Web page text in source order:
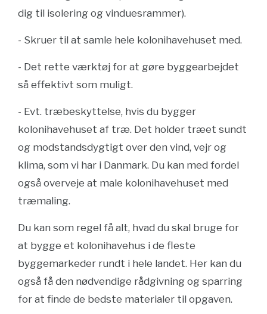
dig til isolering og vinduesrammer).
- Skruer til at samle hele kolonihavehuset med.
- Det rette værktøj for at gøre byggearbejdet
så effektivt som muligt.
- Evt. træbeskyttelse, hvis du bygger
kolonihavehuset af træ. Det holder træet sundt
og modstandsdygtigt over den vind, vejr og
klima, som vi har i Danmark. Du kan med fordel
også overveje at male kolonihavehuset med
træmaling.
Du kan som regel få alt, hvad du skal bruge for
at bygge et kolonihavehus i de fleste
byggemarkeder rundt i hele landet. Her kan du
også få den nødvendige rådgivning og sparring
for at finde de bedste materialer til opgaven.